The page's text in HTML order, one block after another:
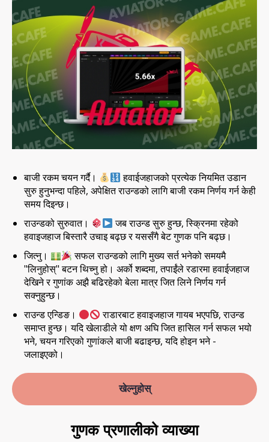
बाजी रकम चयन गर्दै।
हवाईजहाजको प्रत्येक नियमित उडान
सुरु हुनुभन्दा पहिले, अपेक्षित राउन्डको लागि बाजी रकम निर्णय गर्न केही
समय दिइन्छ।
राउन्डको सुरुवात।
जब राउन्ड सुरु हुन्छ, स्क्रिनमा रहेको
हवाइजहाज बिस्तारै उचाइ बढ्छ र यससँगै बेट गुणक पनि बढ्छ।
जित्नु।
सफल राउन्डको लागि मुख्य सर्त भनेको समयमै
"लिनुहोस्" बटन थिच्नु हो। अर्को शब्दमा, तपाईंले रडारमा हवाईजहाज
देखिने र गुणांक अझै बढिरहेको बेला मात्र जित लिने निर्णय गर्न
सक्नुहुन्छ।
राउन्ड एन्डिङ।
राडारबाट हवाइजहाज गायब भएपछि, राउन्ड
समाप्त हुन्छ। यदि खेलाडीले यो क्षण अघि जित हासिल गर्न सफल भयो
भने, चयन गरिएको गुणांकले बाजी बढाइन्छ, यदि होइन भने -
जलाइएको।
खेल्नुहोस्
गुणक प्रणालीको व्याख्या